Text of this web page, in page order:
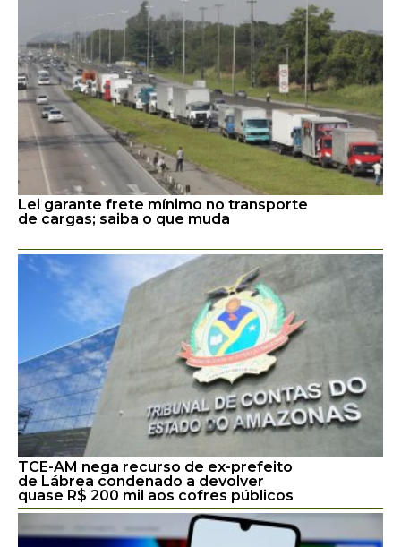
Lei garante frete mínimo no transporte
de cargas; saiba o que muda
TCE-AM nega recurso de ex-prefeito
de Lábrea condenado a devolver
quase R$ 200 mil aos cofres públicos